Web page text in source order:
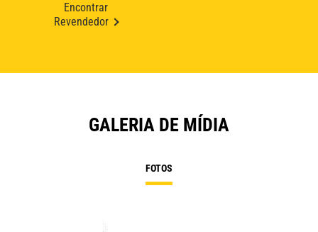
Encontrar
Revendedor
GALERIA DE MÍDIA
FOTOS